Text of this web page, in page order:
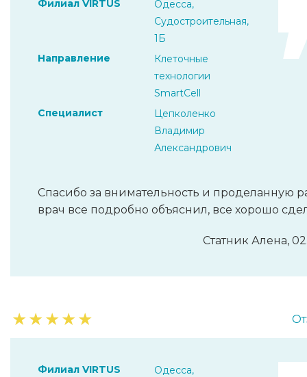
Филиал VIRTUS
Одесса,
Судостроительная,
1Б
Направление
Клеточные
технологии
SmartCell
Специалист
Цепколенко
Владимир
Александрович
Спасибо за внимательность и проделанную
врач все подробно объяснил, все хорошо
Статник Алена,
★★★★★
Филиал VIRTUS
Одесса,